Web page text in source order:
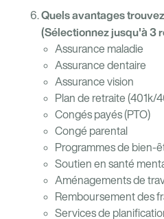
Quels avantages
(Sélectionnez jusqu'à 3
Assurance maladie
Assurance dentaire
Assurance vision
Plan de retraite (401k/
Congés payés (PTO)
Congé parental
Programmes de bien-
Soutien en santé
Aménagements de
Remboursement des
Services de